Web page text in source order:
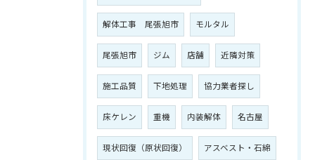
解体工事 尾張旭市 モルタル
尾張旭市 ジム 店舗 近隣対策
施工品質 下地処理 協力業者探し
床ケレン 重機 内装解体 名古屋
現状回復（原状回復） アスベスト・石綿